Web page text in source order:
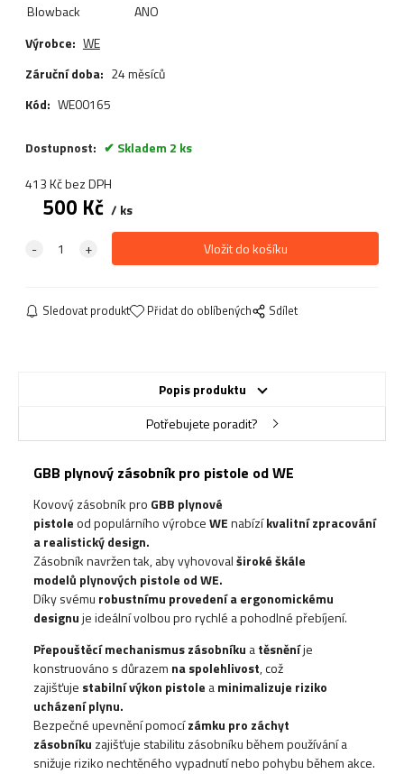
Blowback
ANO
Výrobce: WE
Záruční doba: 24 měsíců
Kód: WE00165
Dostupnost:
Skladem 2 ks
413Kčbez DPH
500 Kč ks
Sledovat produkt Přidat do oblíbených Sdílet
Popis produktu
Potřebujete poradit?
GBB plynový zásobník pro pistole od WE
Kovový zásobník pro GBB plynové
pistoleod populárního výrobceWEnabízíkvalitní zpracování
a realistický design.
Zásobník navržen tak, aby vyhovovalširoké škále
modelů plynových pistole od WE.
Díky svému robustnímu provedení a ergonomickému
designuje ideální volbou pro rychlé a pohodlné přebíjení.
Přepouštěcí mechanismus zásobníku atěsněníje
konstruováno s důrazem na spolehlivost, což
zajišťuje stabilní výkon pistole aminimalizuje riziko
ucházení plynu.
Bezpečné upevnění pomocízámku pro záchyt
zásobníku zajišťuje stabilitu zásobníku během používání a
snižuje riziko nechtěného vypadnutí nebo pohybu během akce.